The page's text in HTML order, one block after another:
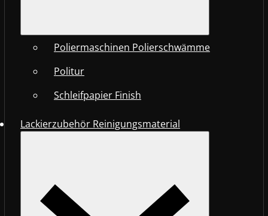
Poliermaschinen Polierschwämme
Politur
Schleifpapier Finish
Lackierzubehör Reinigungsmaterial